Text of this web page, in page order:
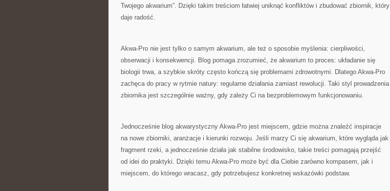
Twojego akwarium”. Dzięki takim treściom łatwiej uniknąć konfliktów i zbudować zbiornik, który
daje radość.
Akwa-Pro nie jest tylko o samym akwarium, ale też o sposobie myślenia: cierpliwości,
obserwacji i konsekwencji. Blog pomaga zrozumieć, że akwarium to proces: układanie się
biologii trwa, a szybkie skróty często kończą się problemami zdrowotnymi. Dlatego Akwa-Pro
zachęca do pracy w rytmie natury: regularne działania zamiast rewolucji. Taki styl prowadzenia
zbiornika jest szczególnie ważny, gdy zależy Ci na bezproblemowym funkcjonowaniu.
Jednocześnie blog akwarystyczny Akwa-Pro jest miejscem, gdzie można znaleźć inspiracje
na nowe zbiorniki, aranżacje i kierunki rozwoju. Jeśli marzy Ci się akwarium, które wygląda jak
fragment rzeki, a jednocześnie działa jak stabilne środowisko, takie treści pomagają przejść
od idei do praktyki. Dzięki temu Akwa-Pro może być dla Ciebie zarówno kompasem, jak i
miejscem, do którego wracasz, gdy potrzebujesz konkretnej wskazówki podstaw.